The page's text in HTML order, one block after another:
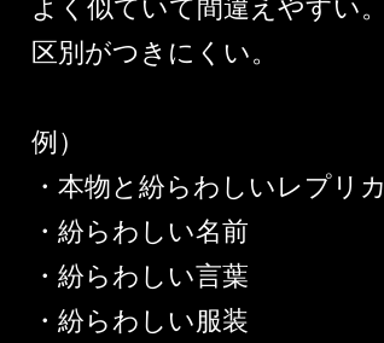
よく似ていて間違えやすい。
区別がつきにくい。
例）
・本物と紛らわしいレプリカ
・紛らわしい名前
・紛らわしい言葉
・紛らわしい服装